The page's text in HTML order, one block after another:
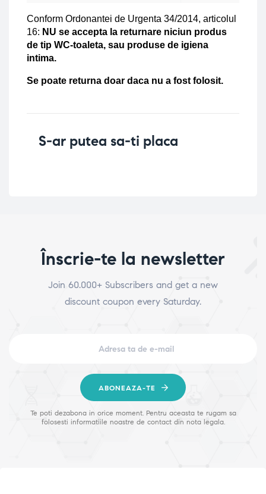
Conform Ordonantei de Urgenta 34/2014, articolul
16: NU se accepta la returnare niciun produs
de tip WC-toaleta, sau produse de igiena
intima.
Se poate returna doar daca nu a fost folosit.
S-ar putea sa-ti placa
Înscrie-te la newsletter
Join 60.000+ Subscribers and get a new
discount coupon every Saturday.
ABONEAZA-TE
Te poti dezabona in orice moment. Pentru aceasta te rugam sa
folosesti informatiile noastre de contact din nota legala.